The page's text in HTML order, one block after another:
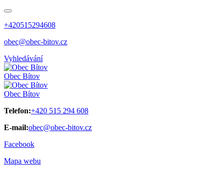
+420515294608
obec@obec-bitov.cz
Vyhledávání
Obec Bítov
Obec Bítov
Telefon:+420 515 294 608
E-mail:obec@obec-bitov.cz
Facebook
Mapa webu